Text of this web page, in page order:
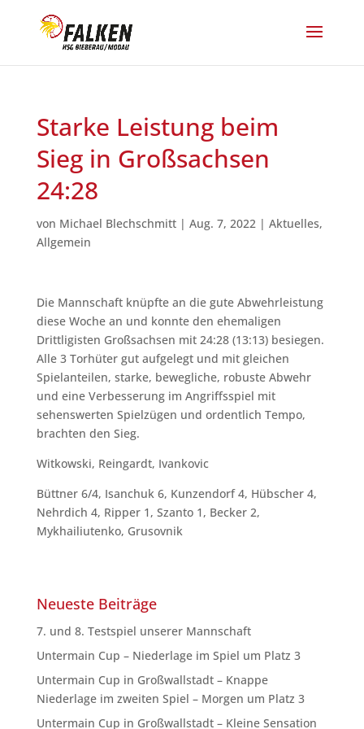
Starke Leistung beim
Sieg in Großsachsen
24:28
von Michael Blechschmitt| Aug. 7, 2022| Aktuelles,
Allgemein
Die Mannschaft knüpfte an die gute Abwehrleistung
diese Woche an und konnte den ehemaligen
Drittligisten Großsachsen mit 24:28 (13:13) besiegen.
Alle 3 Torhüter gut aufgelegt und mit gleichen
Spielanteilen, starke, bewegliche, robuste Abwehr
und eine Verbesserung im Angriffsspiel mit
sehenswerten Spielzügen und ordentlich Tempo,
brachten den Sieg.
Witkowski, Reingardt, Ivankovic
Büttner 6/4, Isanchuk 6, Kunzendorf 4, Hübscher 4,
Nehrdich 4, Ripper 1, Szanto 1, Becker 2,
Mykhailiutenko, Grusovnik
Neueste Beiträge
7. und 8. Testspiel unserer Mannschaft
Untermain Cup – Niederlage im Spiel um Platz 3
Untermain Cup in Großwallstadt – Knappe
Niederlage im zweiten Spiel – Morgen um Platz 3
Untermain Cup in Großwallstadt – Kleine Sensation